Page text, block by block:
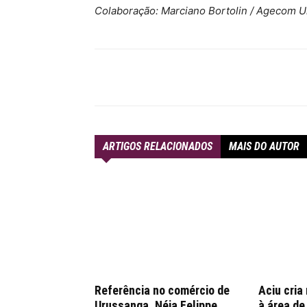
Colaboração: Marciano Bortolin / Agecom
ARTIGOS RELACIONADOS MAIS DO AUTOR
Referência no comércio de
Aciu cria